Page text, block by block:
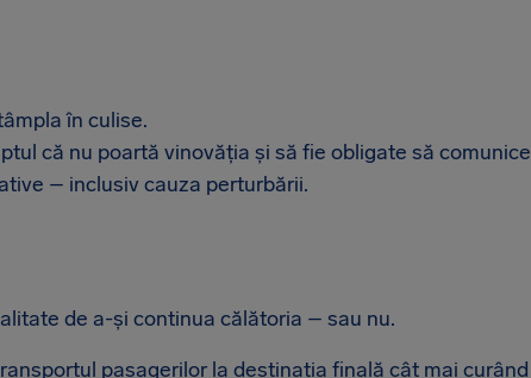
în culise.
că nu poartă vinovăția și să fie obligate să comunice
– inclusiv cauza perturbării.
de a-și continua călătoria – sau nu.
pasagerilor la destinația finală cât mai curând